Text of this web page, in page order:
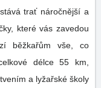
trať náročnější a
které vás zavedou
délce 55 km,
a lyžařské školy